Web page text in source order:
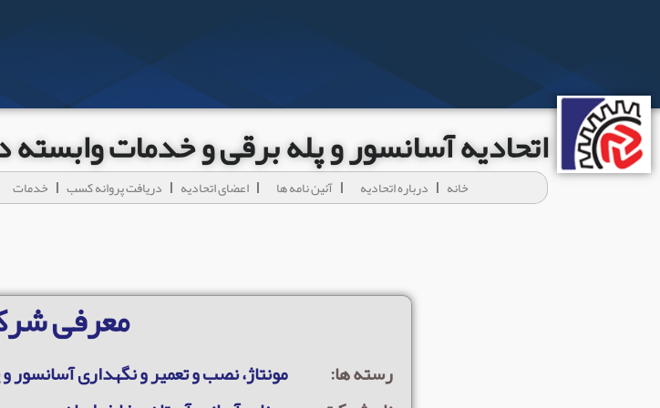
اتحادیه آسانسور و پله برقی و خدمات
خانه درباره اتحادیه آئين نامه ها اعضای اتحادیه دریافت پروانه کسب خدمات
معرفی
رسته ها:
مونتاژ، نصب و تعمیر و نگهداری آسانسور